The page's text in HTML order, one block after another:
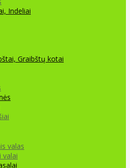
Indeliai
Graibštų kotai
valas
valai